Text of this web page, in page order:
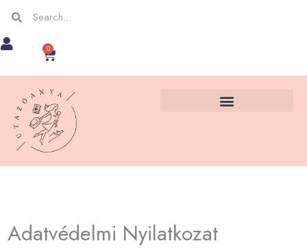
Skip
to
Keresés
Keresés
0
Kosár
Adatvédelmi Nyilatkozat